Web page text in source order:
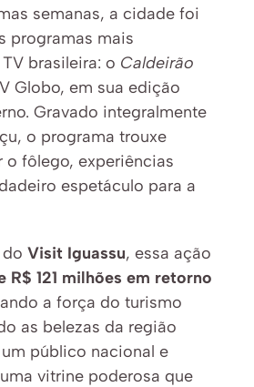
semanas, a cidade foi
programas mais
brasileira: o Caldeirão
Globo, em sua edição
Gravado integralmente
o programa trouxe
o fôlego, experiências
espetáculo para a
Visit Iguassu, essa ação
R$ 121 milhões em retorno
a força do turismo
as belezas da região
público nacional e
vitrine poderosa que